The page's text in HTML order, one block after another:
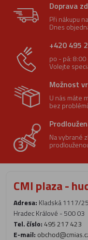
Doprava
Při nákupu
Dnes
+420 495
po - pá:
Volejte
Možnost
U nás máte
bez
Na vybrané
CMI plaza -
Adresa: Kladská 1117/
Hradec Králové - 500 03
Tel. číslo:495 217 423
E-mail: